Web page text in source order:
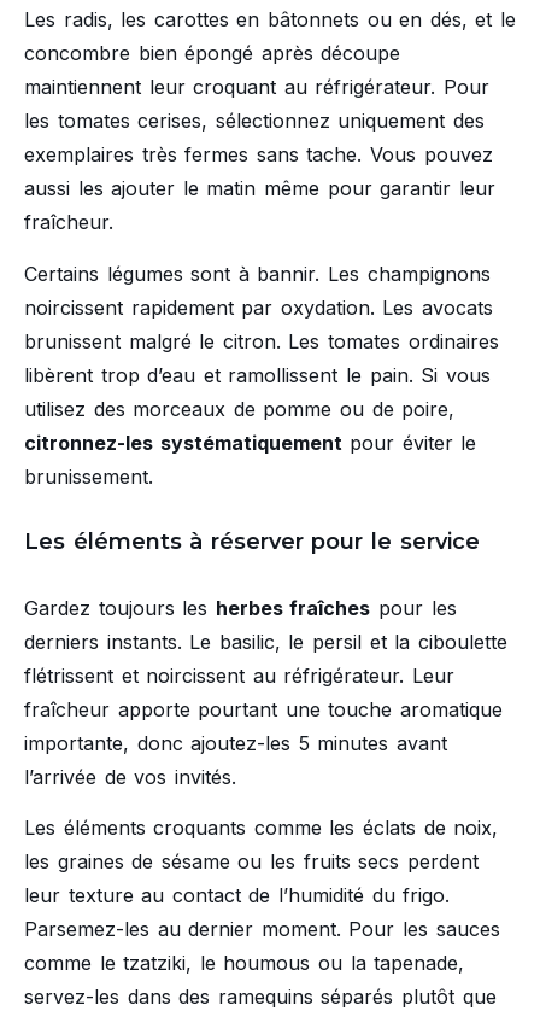
Les radis, les carottes en bâtonnets ou en dés, et le
concombre bien épongé après découpe
maintiennent leur croquant au réfrigérateur. Pour
les tomates cerises, sélectionnez uniquement des
exemplaires très fermes sans tache. Vous pouvez
aussi les ajouter le matin même pour garantir leur
fraîcheur.
Certains légumes sont à bannir. Les champignons
noircissent rapidement par oxydation. Les avocats
brunissent malgré le citron. Les tomates ordinaires
libèrent trop d’eau et ramollissent le pain. Si vous
utilisez des morceaux de pomme ou de poire,
citronnez-les systématiquement pour éviter le
brunissement.
Les éléments à réserver pour le service
Gardez toujours les herbes fraîches pour les
derniers instants. Le basilic, le persil et la ciboulette
flétrissent et noircissent au réfrigérateur. Leur
fraîcheur apporte pourtant une touche aromatique
importante, donc ajoutez-les 5 minutes avant
l’arrivée de vos invités.
Les éléments croquants comme les éclats de noix,
les graines de sésame ou les fruits secs perdent
leur texture au contact de l’humidité du frigo.
Parsemez-les au dernier moment. Pour les sauces
comme le tzatziki, le houmous ou la tapenade,
servez-les dans des ramequins séparés plutôt que